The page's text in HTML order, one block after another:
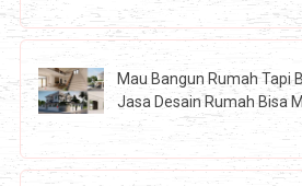
Mau Bangun Rumah Tapi
Jasa Desain Rumah Bisa